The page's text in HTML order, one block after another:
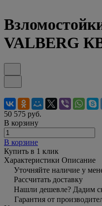
VALBERG
50 575 руб.
В корзину
В корзине
Купить в 1 клик
Характеристики Описание
Уточняйте наличие у
Рассчитать доставку
Нашли дешевле? Дадим
Гарантия от